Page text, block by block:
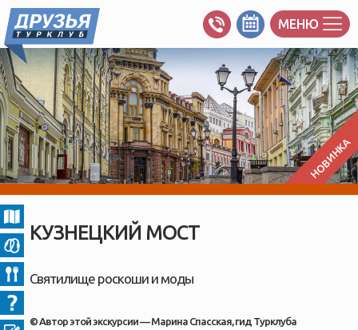
МЕНЮ
НОВИНКА
КУЗНЕЦКИЙ МОСТ
Святилище роскоши и моды
© Автор этой экскурсии — Марина Спасская, гид Турклуба